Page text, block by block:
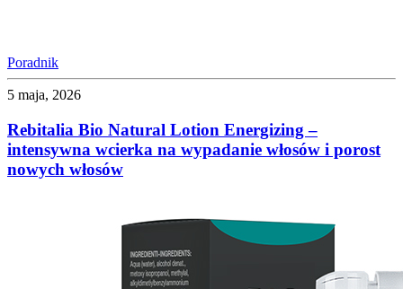
Poradnik
5 maja, 2026
Rebitalia Bio Natural Lotion Energizing –
intensywna wcierka na wypadanie włosów i porost
nowych włosów